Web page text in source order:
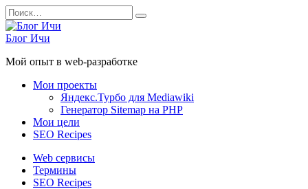
Перейти
к
содержанию
Search
for:
Блог Ичи
Мой опыт в web-разработке
Мои проекты
Яндекс.Турбо для Mediawiki
Генератор Sitemap на PHP
Мои цели
SEO Recipes
Web сервисы
Термины
SEO Recipes